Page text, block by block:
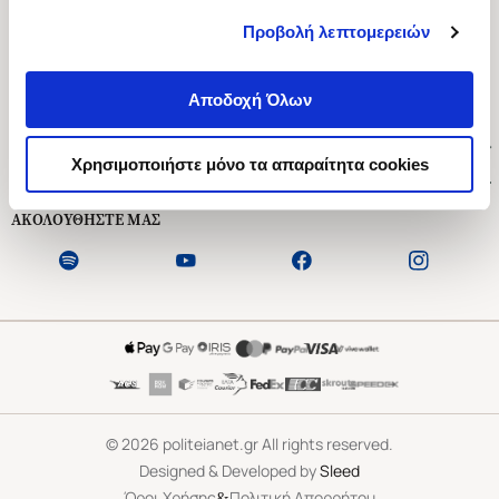
Προβολή λεπτομερειών
Αποδοχή Όλων
Χρησιμοποιήστε μόνο τα απαραίτητα cookies
Ασκληπιού 1-3, Αθήνα 106 79
Δευτέρα - Παρασκευή 09:00-21:00
Εξυπηρέτηση Πελατών
ΑΚΟΛΟΥΘΗΣΤΕ ΜΑΣ
©2026 politeianet.gr All rights reserved.
Designed & Developed bySleed